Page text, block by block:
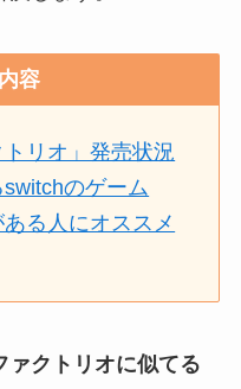
容
リオ」発売状況
のゲーム
る人にオススメ
ァクトリオに似てる